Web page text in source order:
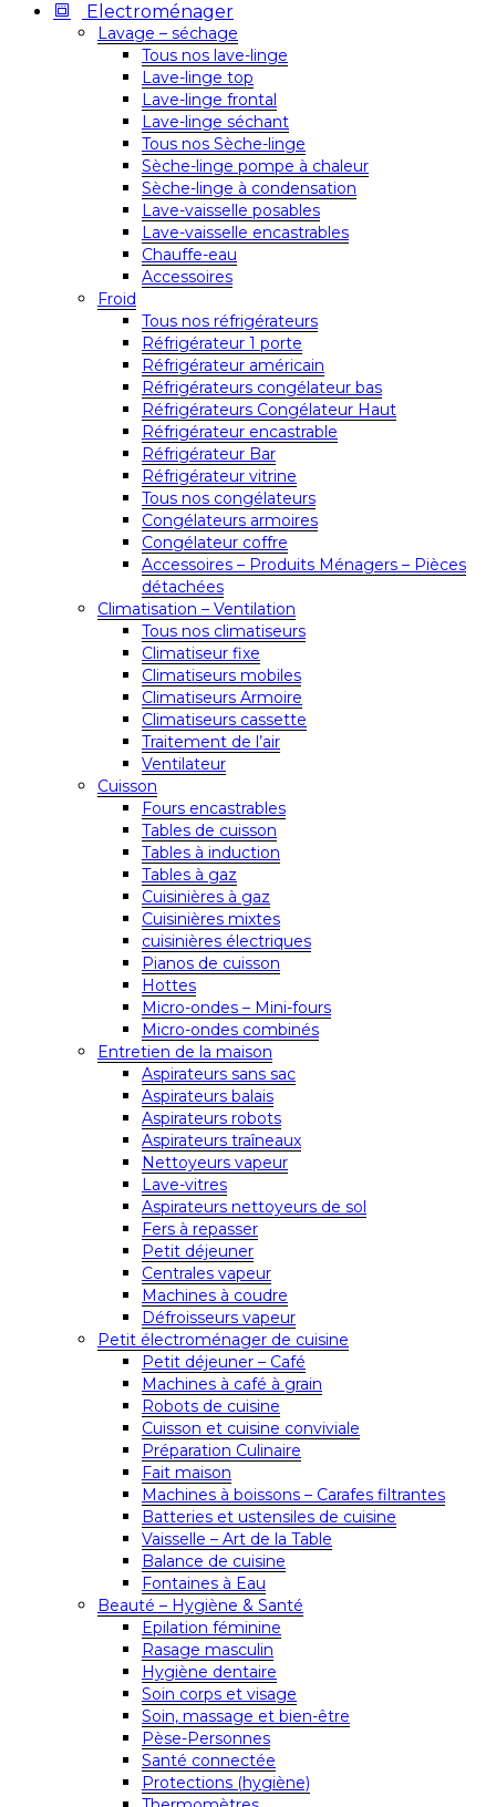
Electroménager
Lavage – séchage
Tous nos lave-linge
Lave-linge top
Lave-linge frontal
Lave-linge séchant
Tous nos Sèche-linge
Sèche-linge pompe à chaleur
Sèche-linge à condensation
Lave-vaisselle posables
Lave-vaisselle encastrables
Chauffe-eau
Accessoires
Froid
Tous nos réfrigérateurs
Réfrigérateur 1 porte
Réfrigérateur américain
Réfrigérateurs congélateur bas
Réfrigérateurs Congélateur Haut
Réfrigérateur encastrable
Réfrigérateur Bar
Réfrigérateur vitrine
Tous nos congélateurs
Congélateurs armoires
Congélateur coffre
Accessoires – Produits Ménagers – Pièces
détachées
Climatisation – Ventilation
Tous nos climatiseurs
Climatiseur fixe
Climatiseurs mobiles
Climatiseurs Armoire
Climatiseurs cassette
Traitement de l’air
Ventilateur
Cuisson
Fours encastrables
Tables de cuisson
Tables à induction
Tables à gaz
Cuisinières à gaz
Cuisinières mixtes
cuisinières électriques
Pianos de cuisson
Hottes
Micro-ondes – Mini-fours
Micro-ondes combinés
Entretien de la maison
Aspirateurs sans sac
Aspirateurs balais
Aspirateurs robots
Aspirateurs traîneaux
Nettoyeurs vapeur
Lave-vitres
Aspirateurs nettoyeurs de sol
Fers à repasser
Petit déjeuner
Centrales vapeur
Machines à coudre
Défroisseurs vapeur
Petit électroménager de cuisine
Petit déjeuner – Café
Machines à café à grain
Robots de cuisine
Cuisson et cuisine conviviale
Préparation Culinaire
Fait maison
Machines à boissons – Carafes filtrantes
Batteries et ustensiles de cuisine
Vaisselle – Art de la Table
Balance de cuisine
Fontaines à Eau
Beauté – Hygiène & Santé
Epilation féminine
Rasage masculin
Hygiène dentaire
Soin corps et visage
Soin, massage et bien-être
Pèse-Personnes
Santé connectée
Protections (hygiène)